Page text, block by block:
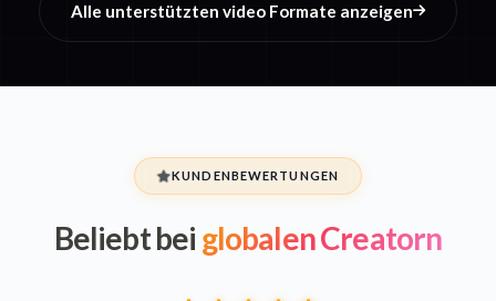
Alle unterstützten video Formate anzeigen
KUNDENBEWERTUNGEN
Beliebt bei globalen Creatorn